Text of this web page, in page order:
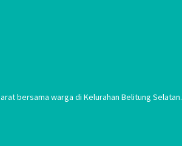
bersama warga di Kelurahan Belitung Selatan.